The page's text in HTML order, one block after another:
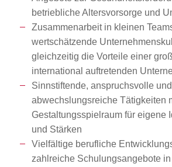
betriebliche Altersvorsorge und
Zusammenarbeit in kleinen
wertschätzende
gleichzeitig die Vorteile einer
international auftretenden
Sinnstiftende, anspruchsvolle und
abwechslungsreiche Tätigkeiten
Gestaltungsspielraum für eigene
und Stärken
Vielfältige berufliche
zahlreiche Schulungsangebote